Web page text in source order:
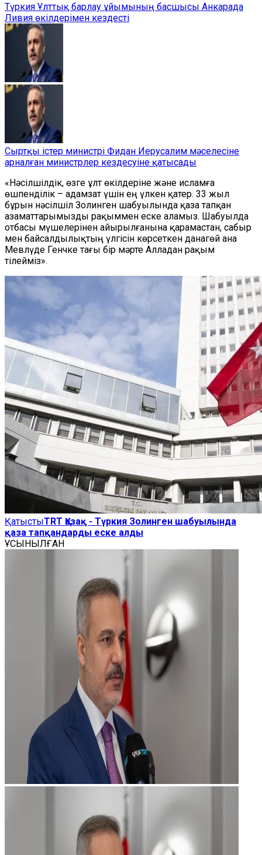
Түркия Ұлттық барлау ұйымының басшысы Анкарада
Ливия өкілдерімен кездесті
Сыртқы істер министрі Фидан Иерусалим мәселесіне
арналған министрлер кездесуіне қатысады
«Нәсілшілдік, өзге ұлт өкілдеріне және исламға
өшпенділік – адамзат үшін ең үлкен қатер. 33 жыл
бұрын нәсілшіл Золинген шабуылында қаза тапқан
азаматтарымызды рақыммен еске аламыз. Шабуылда
отбасы мүшелерінен айырылғанына қарамастан, сабыр
мен байсалдылықтың үлгісін көрсеткен данагөй ана
Мевлүде Генчке тағы бір мәрте Алладан рақым
тілейміз».
ҚатыстыTRT Қазақ - Түркия Золинген шабуылында
қаза тапқандарды еске алды
ҰСЫНЫЛҒАН